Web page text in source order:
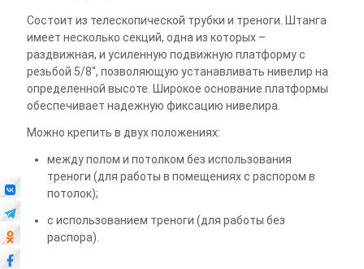
Состоит из телескопической трубки и треноги. Штанга
имеет несколько секций, одна из которых –
раздвижная, и усиленную подвижную платформу с
резьбой 5/8", позволяющую устанавливать нивелир на
определенной высоте. Широкое основание платформы
обеспечивает надежную фиксацию нивелира.
Можно крепить в двух положениях:
между полом и потолком без использования
треноги (для работы в помещениях с распором в
потолок);
с использованием треноги (для работы без
распора).